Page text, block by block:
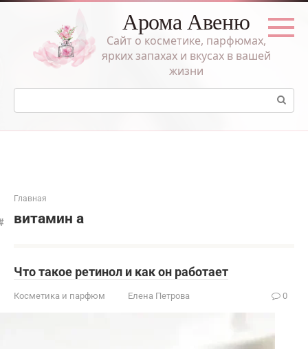
Перейти
Арома Авеню
Сайт о косметике, парфюмах,
ярких запахах и вкусах в вашей
жизни
Поиск:
Главная
витамин а
Что такое ретинол и как он работает
Косметика и парфюм Елена Петрова 0